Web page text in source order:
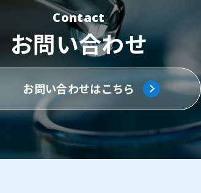
Contact
お問い合わせ
お問い合わせはこちら